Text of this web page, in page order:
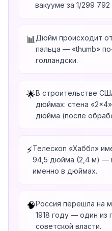
вакууме за 1/299
📊 Дюйм происходит
пальца — «thumb»
голландски.
🌟В строительстве
дюймах: стена
дюйма (после
⚡Телескоп «Хаббл»
94,5 дюйма (2,4 м) —
именно в дюймах.
🧠Россия перешла на
1918 году — один из
советской власти.